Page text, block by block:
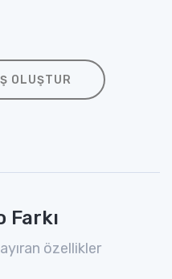
OLUŞTUR
Farkı
özellikler